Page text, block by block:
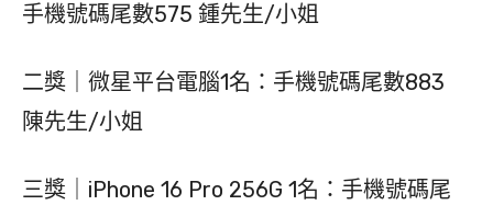
手機號碼尾數575 鍾先生/小姐
二獎｜微星平台電腦1名：手機號碼尾數883
陳先生/小姐
三獎｜iPhone 16 Pro 256G 1名：手機號碼尾